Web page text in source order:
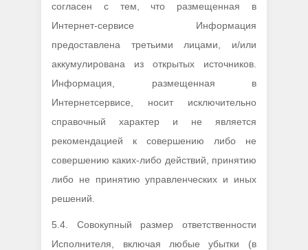
согласен с тем, что размещенная в
Интернет-сервисе Информация
предоставлена третьими лицами, и/или
аккумулирована из открытых источников.
Информация, размещенная в
Интернетсервисе, носит исключительно
справочный характер и не является
рекомендацией к совершению либо не
совершению каких-либо действий, принятию
либо не принятию управленческих и иных
решений.
5.4. Совокупный размер ответственности
Исполнителя, включая любые убытки (в